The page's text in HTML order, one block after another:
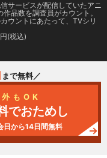
サービスが配信していたアニ
品数を調査員がカウント。
ウントにあたって、TVシリ
(税込)
まで無料／
もOK
でおためし
日から14日間無料